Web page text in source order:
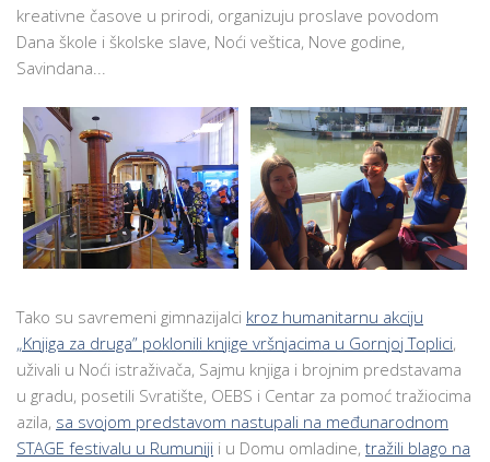
kreativne časove u prirodi, organizuju proslave povodom
Dana škole i školske slave, Noći veštica, Nove godine,
Savindana...
Tako su savremeni gimnazijalci kroz humanitarnu akciju
„Knjiga za druga” poklonili knjige vršnjacima u Gornjoj Toplici,
uživali u Noći istraživača, Sajmu knjiga i brojnim predstavama
u gradu, posetili Svratište, OEBS i Centar za pomoć tražiocima
azila, sa svojom predstavom nastupali na međunarodnom
STAGE festivalu u Rumuniji i u Domu omladine, tražili blago na